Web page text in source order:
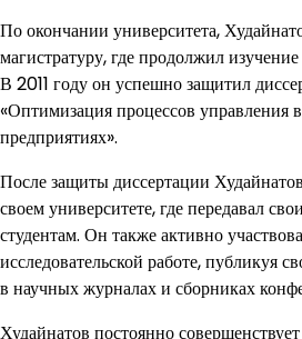
По окончании университета,
магистратуру, где продолжил
В 2011 году он успешно защитил
«Оптимизация процессов управления
предприятиях».
После защиты диссертации
своем университете, где передавал
студентам. Он также активно
исследовательской работе, публикуя
в научных журналах и сборниках
Худайнатов постоянно